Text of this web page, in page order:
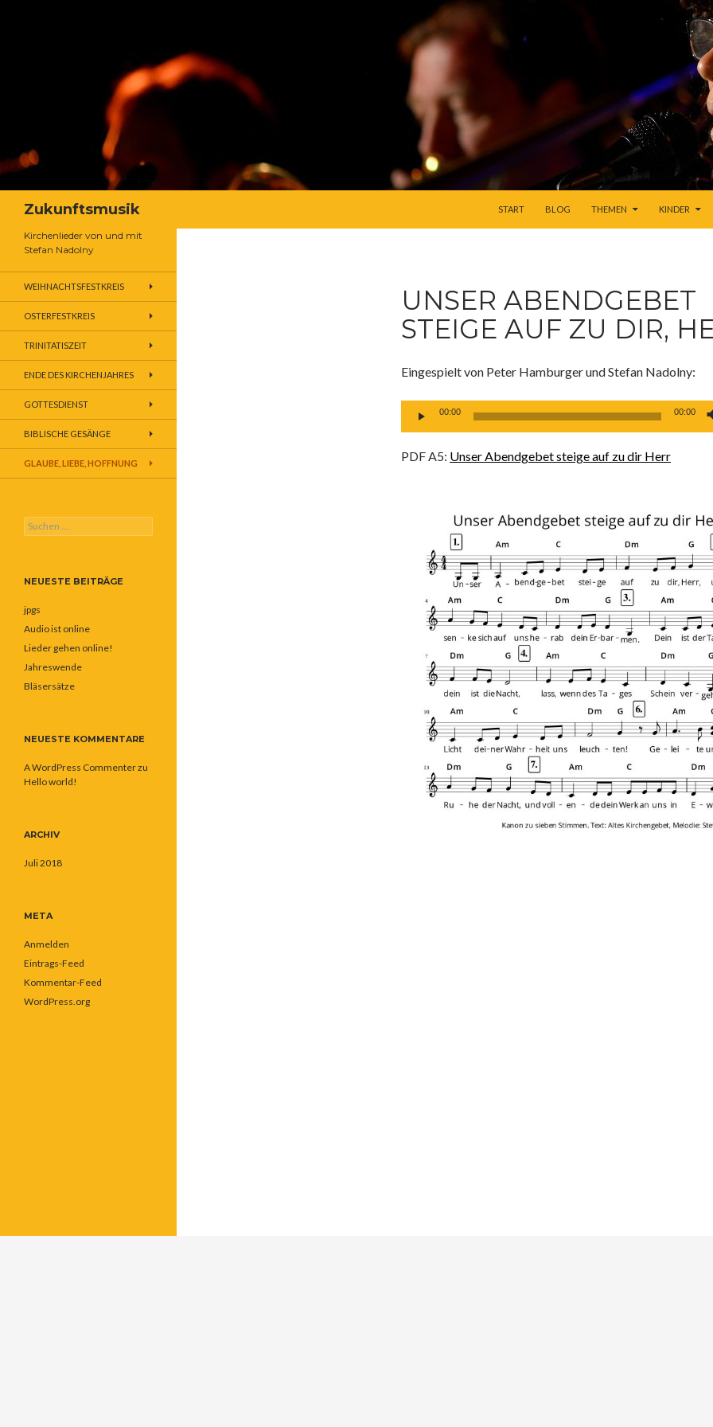
Zukunftsmusik
START
BLOG THEMEN KINDER
UNSER ABENDGEBET
STEIGE AUF ZU DIR,
Eingespielt von Peter Hamburger und Stefan Nadolny:
Audio-
00:00 00:00
PDF A5: Unser Abendgebet steige auf zu dir Herr
Kirchenlieder von und mit
Stefan Nadolny
WEIHNACHTSFESTKREIS
OSTERFESTKREIS
TRINITATISZEIT
ENDE DES KIRCHENJAHRES
GOTTESDIENST
BIBLISCHE GESÄNGE
GLAUBE, LIEBE, HOFFNUNG
Suchen
nach:
NEUESTE BEITRÄGE
jpgs
Audio ist online
Lieder gehen online!
Jahreswende
Bläsersätze
NEUESTE KOMMENTARE
A WordPress Commenterzu
Hello world!
ARCHIV
Juli 2018
META
Anmelden
Eintrags-Feed
Kommentar-Feed
WordPress.org